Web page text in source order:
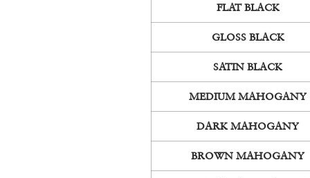
FLAT BLACK
GLOSS BLACK
SATIN BLACK
MEDIUM MAHOGANY
DARK MAHOGANY
BROWN MAHOGANY